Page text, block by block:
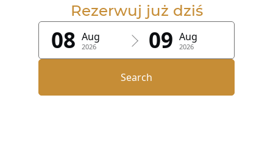
Rezerwuj już dziś
08 Aug
2026 09 Aug
2026
Search